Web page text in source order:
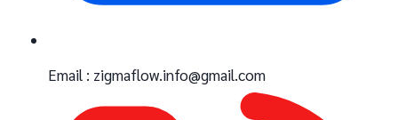
Email : zigmaflow.info@gmail.com